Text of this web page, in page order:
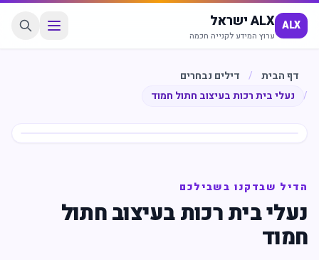
ALX ALX ישראל
ערוץ המידע לקנייה חכמה
דף הבית /
דילים נבחרים
/
נעלי בית רכות בעיצוב חתול חמוד
הדיל שבדקנו בשבילכם
נעלי בית רכות בעיצוב חתול
חמוד